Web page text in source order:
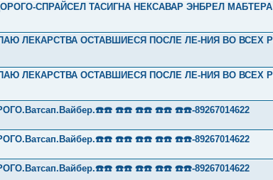
ДОРОГО-СПРАЙСЕЛ ТАСИГНА НЕКСАВАР ЭНБРЕЛ
ЛЕКАРСТВА ОСТАВШИЕСЯ ПОСЛЕ ЛЕ-НИЯ ВО ВСЕХ
ЛЕКАРСТВА ОСТАВШИЕСЯ ПОСЛЕ ЛЕ-НИЯ ВО ВСЕХ
☎️☎️ ☎️☎️ ☎️☎️ ☎️☎️-89267014622
☎️☎️ ☎️☎️ ☎️☎️ ☎️☎️-89267014622
☎️☎️ ☎️☎️ ☎️☎️ ☎️☎️-89267014622